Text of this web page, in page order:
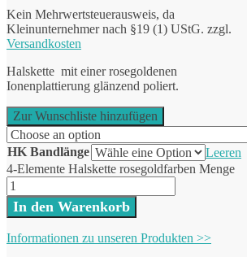
Kein Mehrwertsteuerausweis, da
Kleinunternehmer nach §19 (1) UStG. zzgl.
Versandkosten
Halskette mit einer rosegoldenen
Ionenplattierung glänzend poliert.
Zur Wunschliste hinzufügen
HK Bandlänge
Leeren
4-Elemente Halskette rosegoldfarben Menge
In den Warenkorb
Informationen zu unseren Produkten >>